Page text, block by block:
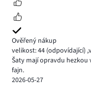
Ověřený nákup
velikost: 44 (odpovídající) ,
Šaty mají opravdu hezkou
fajn.
2026-05-27